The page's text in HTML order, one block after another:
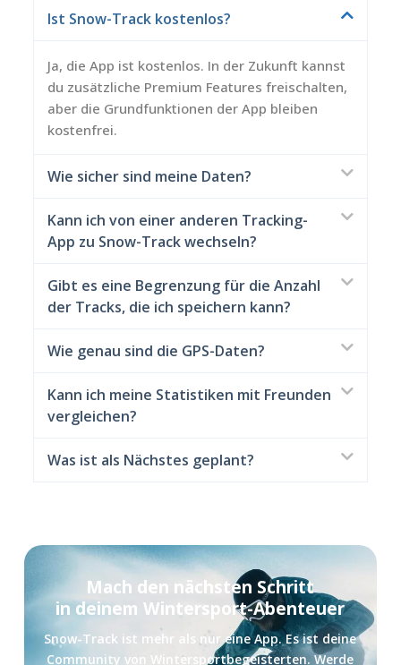
Ist Snow-Track kostenlos?
Ja, die App ist kostenlos. In der Zukunft kannst
du zusätzliche Premium Features freischalten,
aber die Grundfunktionen der App bleiben
kostenfrei.
Wie sicher sind meine Daten?
Kann ich von einer anderen Tracking-
App zu Snow-Track wechseln?
Gibt es eine Begrenzung für die Anzahl
der Tracks, die ich speichern kann?
Wie genau sind die GPS-Daten?
Kann ich meine Statistiken mit Freunden
vergleichen?
Was ist als Nächstes geplant?
Mach den nächsten Schritt
in deinem Wintersport-Abenteuer
Snow-Track ist mehr als nur eine App. Es ist deine
Community von Wintersportbegeisterten. Werde